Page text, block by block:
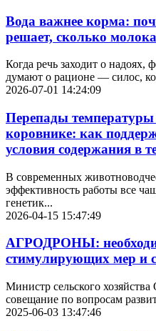
Вода важнее корма:
решает, сколько
Когда речь заходит о надоях,
думают о рационе — силос,
2026-07-01 14:24:09
Перепады
коровнике: как
условия содержания в
В современных
эффективность работы все
генетик...
2026-04-15 15:47:49
АГРОДРОНЫ:
стимулирующих мер и
Министр сельского
совещание по вопросам
2025-06-03 13:47:46